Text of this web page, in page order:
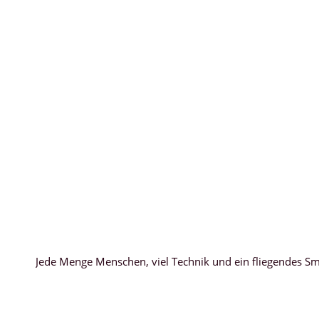
Jede Menge Menschen, viel Technik und ein fliegendes